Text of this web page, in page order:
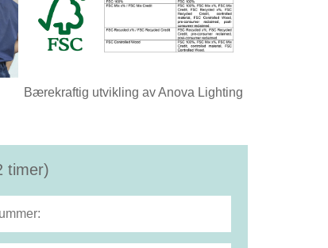
Bærekraftig utvikling av Anova Lighting
timer)